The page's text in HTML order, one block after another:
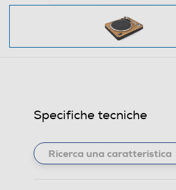
Specifiche tecniche